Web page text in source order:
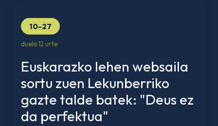
10-27
duela 12 urte
Euskarazko lehen websaila
sortu zuen Lekunberriko
gazte talde batek: "Deus ez
da perfektua"